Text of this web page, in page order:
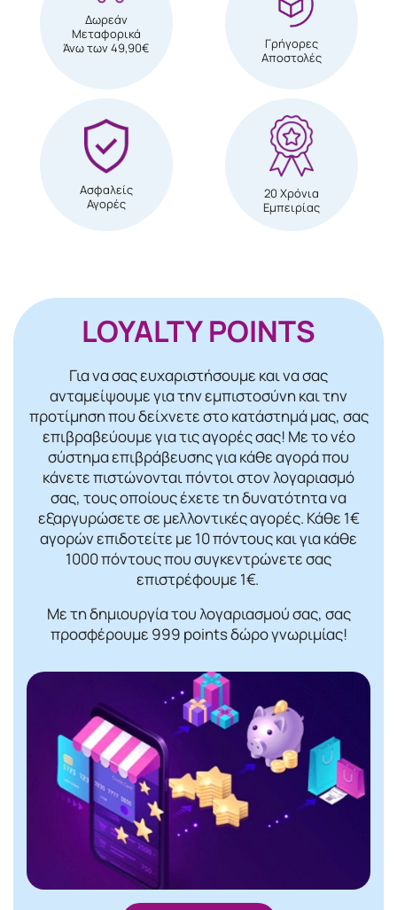
Δωρεάν
Μεταφορικά
Άνω των 49,90€
Γρήγορες
Αποστολές
Ασφαλείς
Αγορές
20 Χρόνια
Εμπειρίας
LOYALTY POINTS
Για να σας ευχαριστήσουμε και να σας
ανταμείψουμε για την εμπιστοσύνη και την
προτίμηση που δείχνετε στο κατάστημά μας, σας
επιβραβεύουμε για τις αγορές σας! Mε το νέο
σύστημα επιβράβευσης για κάθε αγορά που
κάνετε πιστώνονται πόντοι στον λογαριασμό
σας, τους οποίους έχετε τη δυνατότητα να
εξαργυρώσετε σε μελλοντικές αγορές. Κάθε 1€
αγορών επιδοτείτε με 10 πόντους και για κάθε
1000 πόντους που συγκεντρώνετε σας
επιστρέφουμε 1€.
Με τη δημιουργία του λογαριασμού σας, σας
προσφέρουμε 999 points δώρο γνωριμίας!